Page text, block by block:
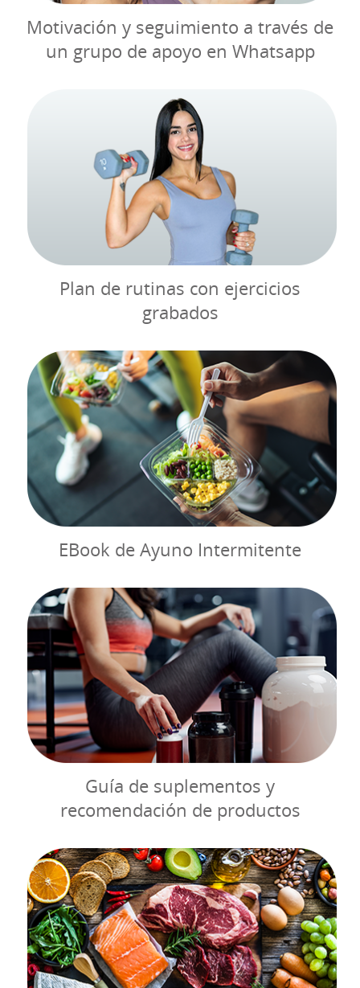
Motivación y seguimiento a través de
un grupo de apoyo en Whatsapp
Plan de rutinas con ejercicios
grabados
EBook de Ayuno Intermitente
Guía de suplementos y
recomendación de productos